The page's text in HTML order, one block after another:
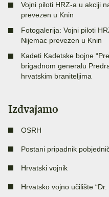
Vojni piloti HRZ-a u akciji
prevezen u Knin
Fotogalerija: Vojni piloti
Nijemac prevezen u Knin
Kadeti Kadetske bojne
brigadnom generalu
hrvatskim braniteljima
Izdvajamo
OSRH
Postani pripadnik
Hrvatski vojnik
Hrvatsko vojno učilište